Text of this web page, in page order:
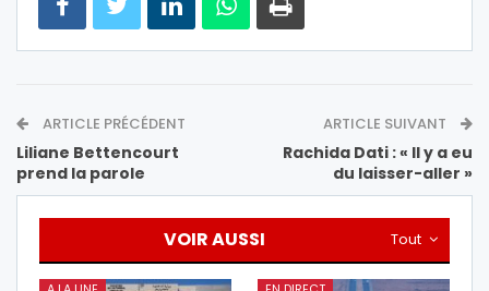
ARTICLE PRÉCÉDENT
Liliane Bettencourt
prend la parole
ARTICLE SUIVANT
Rachida Dati : « Il y a eu
du laisser-aller »
Tout
VOIR AUSSI